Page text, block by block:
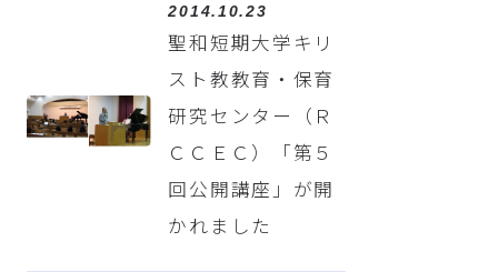
2014.10.23
聖和短期大学キリ
スト教教育・保育
研究センター（Ｒ
ＣＣＥＣ）「第５
回公開講座」が開
かれました